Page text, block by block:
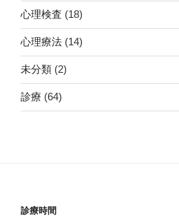
心理検査 (18)
心理療法 (14)
未分類 (2)
診療 (64)
診療時間